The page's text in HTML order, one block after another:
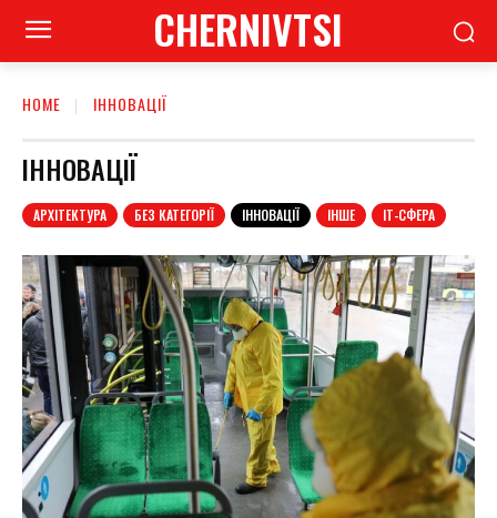
CHERNIVTSI
HOME ІННОВАЦІЇ
ІННОВАЦІЇ
АРХІТЕКТУРА БЕЗ КАТЕГОРІЇ ІННОВАЦІЇ ІНШЕ ІТ-СФЕРА